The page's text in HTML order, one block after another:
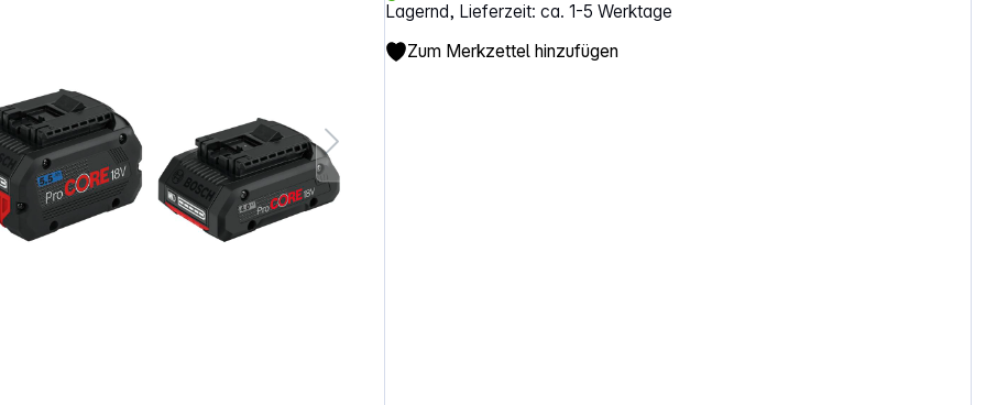
Lagernd, Lieferzeit: ca. 1-5 Werktage
Zum Merkzettel hinzufügen